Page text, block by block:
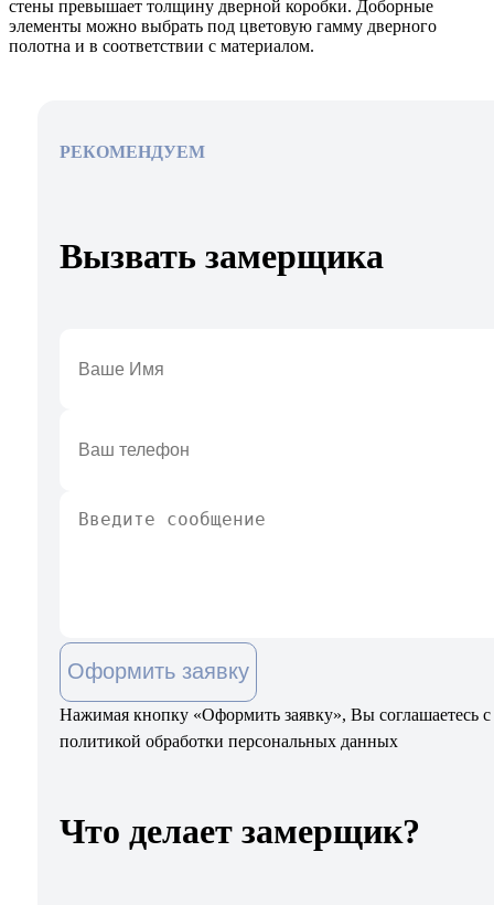
стены превышает толщину дверной коробки. Доборные
элементы можно выбрать под цветовую гамму дверного
полотна и в соответствии с материалом.
РЕКОМЕНДУЕМ
Вызвать замерщика
Оформить заявку
Нажимая кнопку «Оформить заявку», Вы соглашаетесь с
политикой обработки персональных данных
Что делает замерщик?